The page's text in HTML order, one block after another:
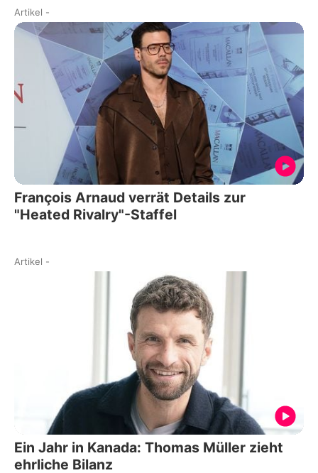
Artikel -
François Arnaud verrät Details zur
"Heated Rivalry"-Staffel
Artikel -
Ein Jahr in Kanada: Thomas Müller zieht
ehrliche Bilanz